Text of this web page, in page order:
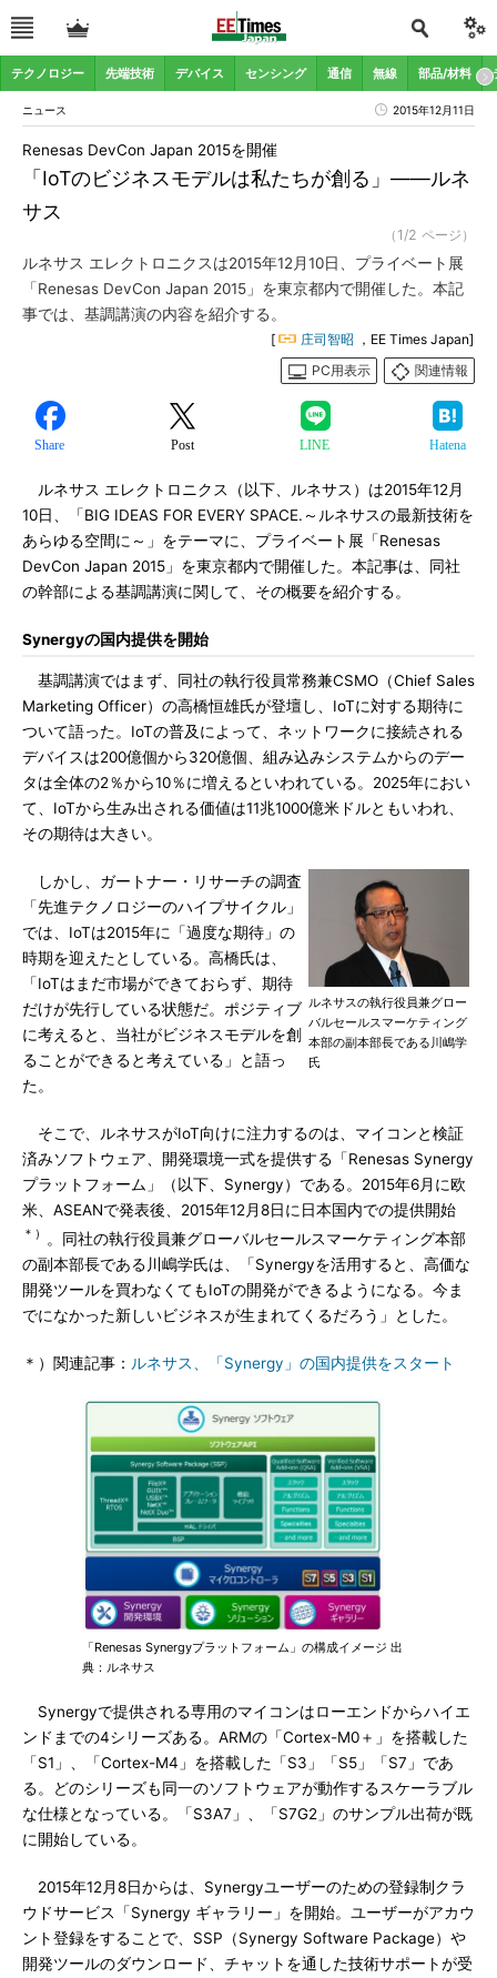
テクノロジー 先端技術 デバイス センシング 通信 無線 部品/材料
ニュース 2015年12月11日
「IoTのビジネスモデルは私たちが創る」――ルネ
サス
Renesas DevCon Japan 2015を開催
（1/2 ページ）
ルネサス エレクトロニクスは2015年12月10日、プライベート展
「Renesas DevCon Japan 2015」を東京都内で開催した。本記
事では、基調講演の内容を紹介する。
[ 庄司智昭 ，EE Times Japan]
PC用表示
関連情報
Share Post LINE Hatena
ルネサス エレクトロニクス（以下、ルネサス）は2015年12月
10日、「BIG IDEAS FOR EVERY SPACE.～ルネサスの最新技術を
あらゆる空間に～」をテーマに、プライベート展「Renesas
DevCon Japan 2015」を東京都内で開催した。本記事は、同社
の幹部による基調講演に関して、その概要を紹介する。
Synergyの国内提供を開始
基調講演ではまず、同社の執行役員常務兼CSMO（Chief Sales
Marketing Officer）の高橋恒雄氏が登壇し、IoTに対する期待に
ついて語った。IoTの普及によって、ネットワークに接続される
デバイスは200億個から320億個、組み込みシステムからのデー
タは全体の2％から10％に増えるといわれている。2025年におい
て、IoTから生み出される価値は11兆1000億米ドルともいわれ、
その期待は大きい。
ルネサスの執行役員兼グロー
バルセールスマーケティング
本部の副本部長である川嶋学
氏
しかし、ガートナー・リサーチの調査
「先進テクノロジーのハイプサイクル」
では、IoTは2015年に「過度な期待」の
時期を迎えたとしている。高橋氏は、
「IoTはまだ市場ができておらず、期待
だけが先行している状態だ。ポジティブ
に考えると、当社がビジネスモデルを創
ることができると考えている」と語っ
た。
そこで、ルネサスがIoT向けに注力するのは、マイコンと検証
済みソフトウェア、開発環境一式を提供する「Renesas Synergy
プラットフォーム」（以下、Synergy）である。2015年6月に欧
米、ASEANで発表後、2015年12月8日に日本国内での提供開始
＊）
。同社の執行役員兼グローバルセールスマーケティング本部
の副本部長である川嶋学氏は、「Synergyを活用すると、高価な
開発ツールを買わなくてもIoTの開発ができるようになる。今ま
でになかった新しいビジネスが生まれてくるだろう」とした。
＊）関連記事： ルネサス、「Synergy」の国内提供をスタート
「Renesas Synergyプラットフォーム」の構成イメージ 出
典：ルネサス
Synergyで提供される専用のマイコンはローエンドからハイエ
ンドまでの4シリーズある。ARMの「Cortex-M0＋」を搭載した
「S1」、「Cortex-M4」を搭載した「S3」「S5」「S7」であ
る。どのシリーズも同一のソフトウェアが動作するスケーラブル
な仕様となっている。「S3A7」、「S7G2」のサンプル出荷が既
に開始している。
2015年12月8日からは、Synergyユーザーのための登録制クラ
ウドサービス「Synergy ギャラリー」を開始。ユーザーがアカウ
ント登録をすることで、SSP（Synergy Software Package）や
開発ツールのダウンロード、チャットを通した技術サポートが受